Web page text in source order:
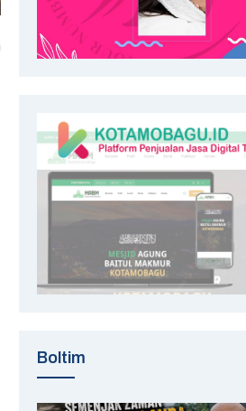
Boltim